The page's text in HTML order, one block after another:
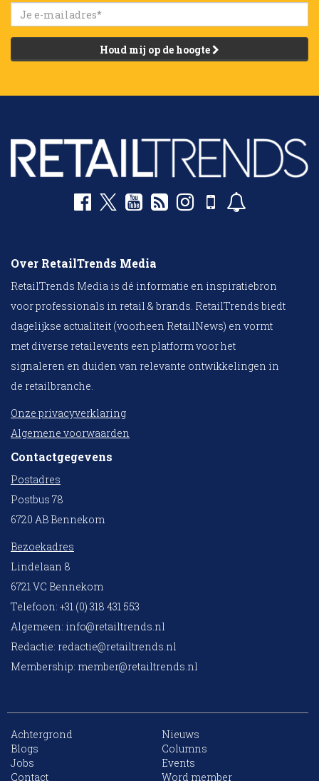
Houd mij op de hoogte
Over RetailTrends Media
RetailTrends Media is dé informatie en inspiratiebron
voor professionals in retail & brands. RetailTrends biedt
dagelijkse actualiteit (voorheen RetailNews) en vormt
met diverse retailevents een platform voor het
signaleren en duiden van relevante ontwikkelingen in
de retailbranche.
Onze privacyverklaring
Algemene voorwaarden
Contactgegevens
Postadres
Postbus 78
6720 AB Bennekom
Bezoekadres
Lindelaan 8
6721 VC Bennekom
Telefoon: +31 (0) 318 431 553
Algemeen: info@retailtrends.nl
Redactie: redactie@retailtrends.nl
Membership: member@retailtrends.nl
Achtergrond
Nieuws
Blogs
Columns
Jobs
Events
Contact
Word member